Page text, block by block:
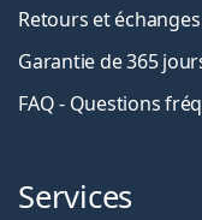
Retours et échanges
Garantie de 365
FAQ - Questions
Services